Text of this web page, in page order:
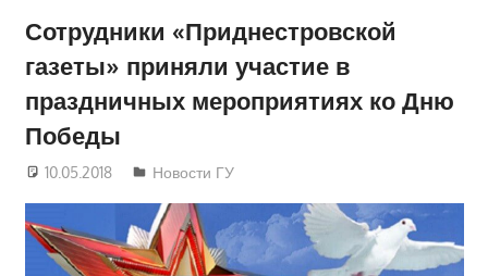
Сотрудники «Приднестровской
газеты» приняли участие в
праздничных мероприятиях ко Дню
Победы
10.05.2018 Руслан Додонов
Новости ГУ